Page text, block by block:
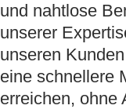
und nahtlose
unserer
unseren
eine schnellere
erreichen, ohne